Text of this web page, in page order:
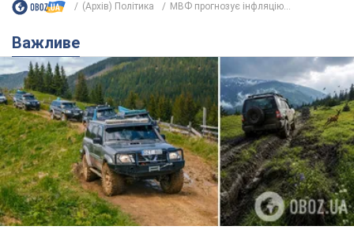
(Архів) Політика МВФ прогнозує інфляцію...
Важливе